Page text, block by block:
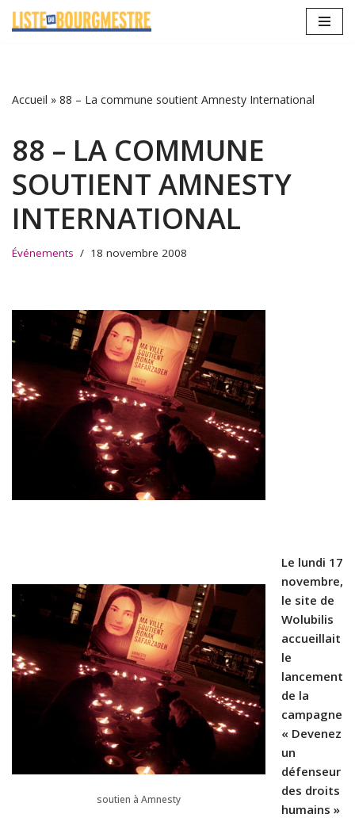
Accueil » 88 – La commune soutient Amnesty International
88 – LA COMMUNE
SOUTIENT AMNESTY
INTERNATIONAL
Événements 18 novembre 2008
soutien à Amnesty
Le lundi 17
novembre,
le site de
Wolubilis
accueillait
le
lancement
de la
campagne
« Devenez
un
défenseur
des droits
humains »